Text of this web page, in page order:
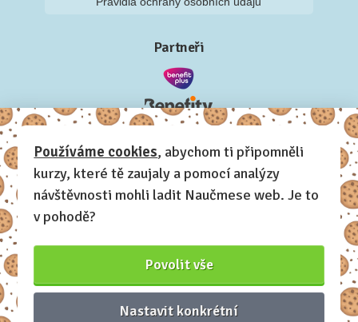
Partneři
Naučmese, 2012-2026.
Používáme cookies, abychom ti připomněli
kurzy, které tě zaujaly a pomocí analýzy
návštěvnosti mohli ladit Naučmese web. Je to
v pohodě?
Povolit vše
Nastavit konkrétní